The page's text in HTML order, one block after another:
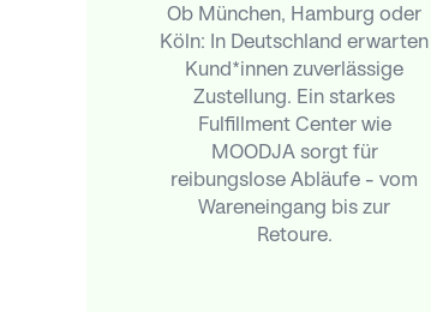
Ob München, Hamburg oder
Köln: In Deutschland erwarten
Kund*innen zuverlässige
Zustellung. Ein starkes
Fulfillment Center wie
MOODJA sorgt für
reibungslose Abläufe – vom
Wareneingang bis zur
Retoure.